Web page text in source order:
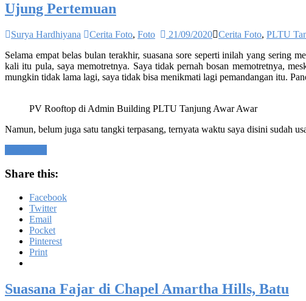
Ujung Pertemuan
Surya Hardhiyana Cerita Foto, Foto 21/09/2020 Cerita Foto, PLTU
Selama empat belas bulan terakhir, suasana sore seperti inilah yang sering
kali itu pula, saya memotretnya. Saya tidak pernah bosan memotretnya,
mungkin tidak lama lagi, saya tidak bisa menikmati lagi pemandangan itu.
PV Rooftop di Admin Building PLTU Tanjung Awar Awar
Namun, belum juga satu tangki terpasang, ternyata waktu saya disini sudah
Share this:
Facebook
Twitter
Email
Pocket
Pinterest
Print
Suasana Fajar di Chapel Amartha Hills, Batu